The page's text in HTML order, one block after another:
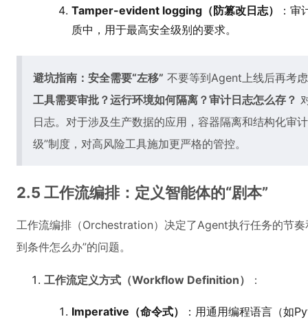
Tamper-evident logging（防篡改日志）
：
质中，用于最高安全级别的要求。
避坑指南：安全需要“左移” 不要等到Agent上线后再考
工具需要审批？运行环境如何隔离？审计日志怎么存？
日志。对于涉及生产数据的应用，容器隔离和结构化审
级”制度，对高风险工具施加更严格的管控。
2.5 工作流编排：定义智能体的“剧本”
工作流编排（Orchestration）决定了Agent执行任务的节
到条件怎么办”的问题。
工作流定义方式（Workflow Definition） ：
Imperative（命令式）
：用通用编程语言（如